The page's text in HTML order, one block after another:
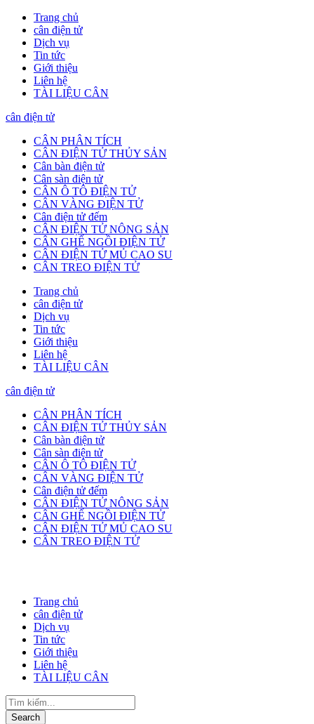
Trang chủ
cân điện tử
Dịch vụ
Tin tức
Giới thiệu
Liên hệ
TÀI LIỆU CÂN
cân điện tử
CÂN PHÂN TÍCH
CÂN ĐIỆN TỬ THỦY SẢN
Cân bàn điện tử
Cân sàn điện tử
CÂN Ô TÔ ĐIỆN TỬ
CÂN VÀNG ĐIỆN TỬ
Cân điện tử đếm
CÂN ĐIỆN TỬ NÔNG SẢN
CÂN GHẾ NGỒI ĐIỆN TỬ
CÂN ĐIỆN TỬ MỦ CAO SU
CÂN TREO ĐIỆN TỬ
Trang chủ
cân điện tử
Dịch vụ
Tin tức
Giới thiệu
Liên hệ
TÀI LIỆU CÂN
cân điện tử
CÂN PHÂN TÍCH
CÂN ĐIỆN TỬ THỦY SẢN
Cân bàn điện tử
Cân sàn điện tử
CÂN Ô TÔ ĐIỆN TỬ
CÂN VÀNG ĐIỆN TỬ
Cân điện tử đếm
CÂN ĐIỆN TỬ NÔNG SẢN
CÂN GHẾ NGỒI ĐIỆN TỬ
CÂN ĐIỆN TỬ MỦ CAO SU
CÂN TREO ĐIỆN TỬ
Trang chủ
cân điện tử
Dịch vụ
Tin tức
Giới thiệu
Liên hệ
TÀI LIỆU CÂN